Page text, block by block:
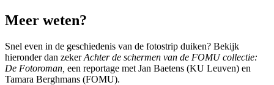
Meer weten?
Snel even in de geschiedenis van de fotostrip duiken? Bekijk
hieronder dan zekerAchter de schermen van de FOMU collectie:
De Fotoroman, een reportage met Jan Baetens (KU Leuven) en
Tamara Berghmans (FOMU).